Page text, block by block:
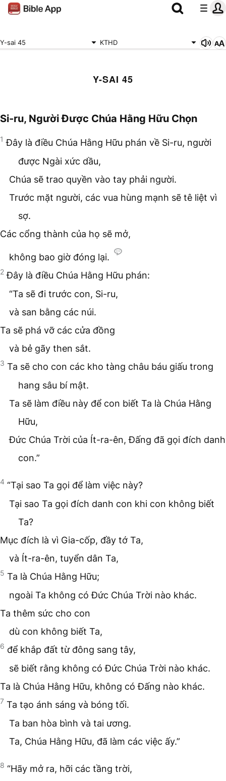
Y-sai 45 KTHD
Y-SAI 45
Si-ru, Người Được Chúa Hằng Hữu Chọn
1 Đây là điều Chúa Hằng Hữu phán về Si-ru, người
được Ngài xức dầu,
Chúa sẽ trao quyền vào tay phải người.
Trước mặt người, các vua hùng mạnh sẽ tê liệt vì
sợ.
Các cổng thành của họ sẽ mở,
không bao giờ đóng lại.
2 Đây là điều Chúa Hằng Hữu phán:
“Ta sẽ đi trước con, Si-ru,
và san bằng các núi.
Ta sẽ phá vỡ các cửa đồng
và bẻ gãy then sắt.
3 Ta sẽ cho con các kho tàng châu báu giấu trong
hang sâu bí mật.
Ta sẽ làm điều này để con biết Ta là Chúa Hằng
Hữu,
Đức Chúa Trời của Ít-ra-ên, Đấng đã gọi đích danh
con.”
4 “Tại sao Ta gọi để làm việc này?
Tại sao Ta gọi đích danh con khi con không biết
Ta?
Mục đích là vì Gia-cốp, đầy tớ Ta,
và Ít-ra-ên, tuyển dân Ta,
5 Ta là Chúa Hằng Hữu;
ngoài Ta không có Đức Chúa Trời nào khác.
Ta thêm sức cho con
dù con không biết Ta,
6 để khắp đất từ đông sang tây,
sẽ biết rằng không có Đức Chúa Trời nào khác.
Ta là Chúa Hằng Hữu, không có Đấng nào khác.
7 Ta tạo ánh sáng và bóng tối.
Ta ban hòa bình và tai ương.
Ta, Chúa Hằng Hữu, đã làm các việc ấy.”
8 “Hãy mở ra, hỡi các tầng trời,